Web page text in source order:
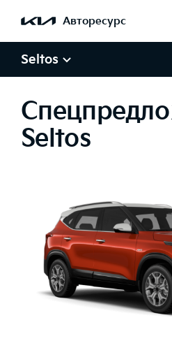
Авторесурс
Seltos
Seltos